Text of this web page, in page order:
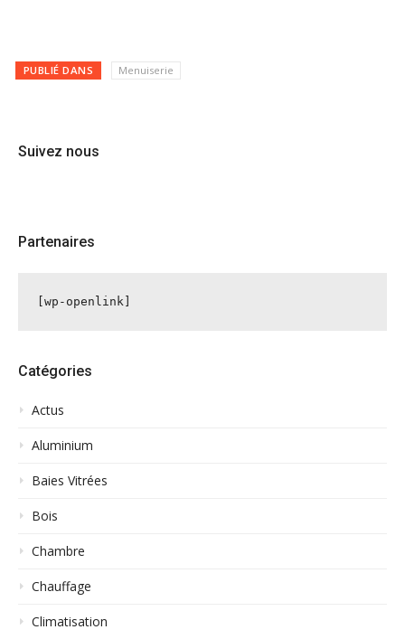
PUBLIÉ DANS Menuiserie
Suivez nous
Partenaires
[wp-openlink]
Catégories
Actus
Aluminium
Baies Vitrées
Bois
Chambre
Chauffage
Climatisation